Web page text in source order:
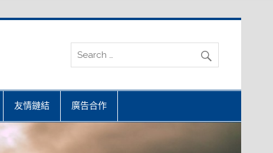
友情鏈結 廣告合作